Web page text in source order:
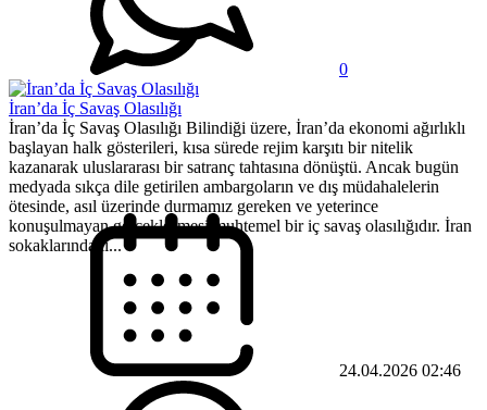
0
İran’da İç Savaş Olasılığı
İran’da İç Savaş Olasılığı Bilindiği üzere, İran’da ekonomi ağırlıklı
başlayan halk gösterileri, kısa sürede rejim karşıtı bir nitelik
kazanarak uluslararası bir satranç tahtasına dönüştü. Ancak bugün
medyada sıkça dile getirilen ambargoların ve dış müdahalelerin
ötesinde, asıl üzerinde durmamız gereken ve yeterince
konuşulmayan gerçekleşmesi muhtemel bir iç savaş olasılığıdır. İran
sokaklarındaki...
24.04.2026 02:46